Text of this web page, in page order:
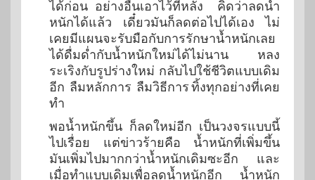
ได้ก่อน อย่างอื่นเอาไว้ทีหลัง คิดว่าลดน้ำ
หนักได้แล้ว เดี๋ยวมันก็ลดต่อไปได้เอง ไม่
เคยมีแผนจะรับมือกับการรักษาน้ำหนักเลย
ได้ดื่มด่ำกับน้ำหนักใหม่ได้ไม่นาน หลง
ระเริงกับรูปร่างใหม่ กลับไปใช้ชีวิตแบบเดิม
อีก ลืมหลักการ ลืมวิธีการ ทิ้งทุกอย่างที่เคย
ทำ
พอน้ำหนักขึ้น ก็ลดใหม่อีก เป็นวงจรแบบนี้
ไปเรื่อย แต่ข่าวร้ายคือ น้ำหนักที่เพิ่มขึ้น
มันเพิ่มไปมากกว่าน้ำหนักเดิมซะอีก และ
เมื่อทำแบบเดิมเพื่อลดน้ำหนักอีก น้ำหนัก